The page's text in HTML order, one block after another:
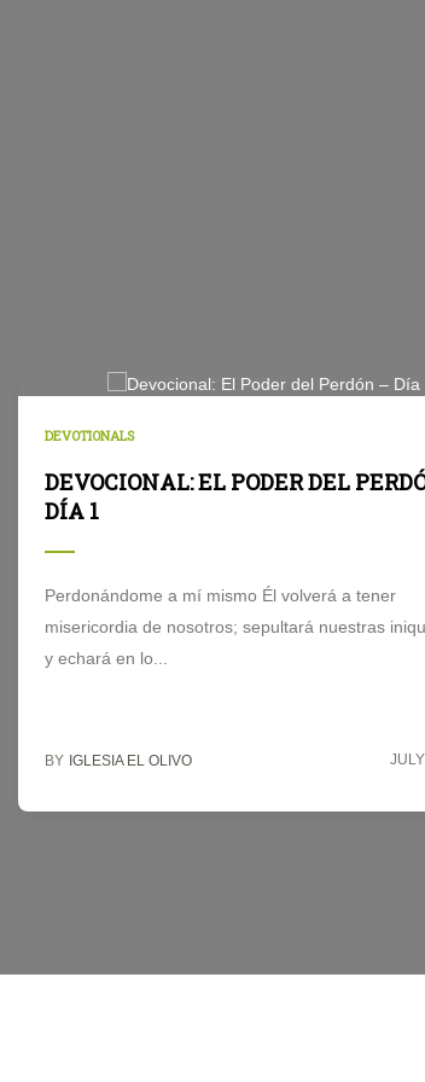
DEVOTIONALS
DEVOCIONAL: EL PODER DEL
DÍA 1
Perdonándome a mí mismo Él volverá a tener
misericordia de nosotros; sepultará nuestras
y echará en lo...
BY IGLESIA EL OLIVO